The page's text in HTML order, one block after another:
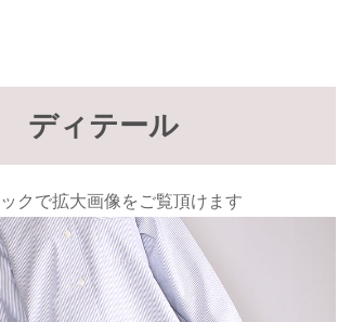
ディテール
クで拡大画像をご覧頂けます